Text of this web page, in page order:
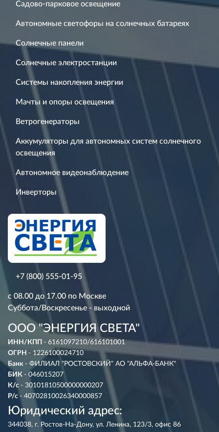
Садово-парковое освещение
Автономные светофоры на солнечных батареях
Солнечные панели
Солнечные электростанции
Системы накопления энергии
Мачты и опоры освещения
Ветрогенераторы
Аккумуляторы для автономных систем солнечного
освещения
Автономное видеонаблюдение
Инверторы
+7 (800) 555-01-95
с 08.00 до 17.00 по Москве
Суббота/Воскресенье - выходной
ООО "ЭНЕРГИЯ СВЕТА"
ИНН/КПП - 6161097210/616101001
ОГРН - 1226100024710
Банк - ФИЛИАЛ "РОСТОВСКИЙ" АО "АЛЬФА-БАНК"
БИК - 046015207
К/с - 30101810500000000207
Р/с - 40702810026340000857
Юридический адрес:
344038, г. Ростов-На-Дону, ул. Ленина, 123/3, офис 86